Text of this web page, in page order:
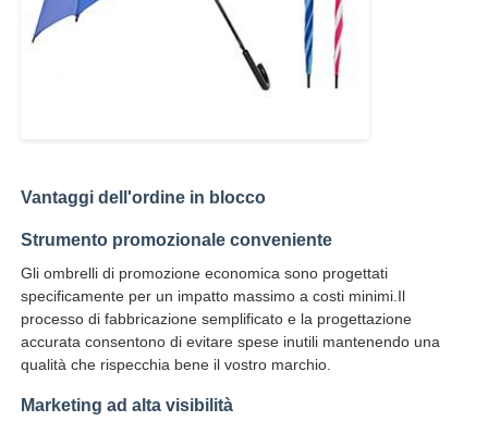
Vantaggi dell'ordine in blocco
Strumento promozionale conveniente
Gli ombrelli di promozione economica sono progettati
specificamente per un impatto massimo a costi minimi.Il
processo di fabbricazione semplificato e la progettazione
accurata consentono di evitare spese inutili mantenendo una
qualità che rispecchia bene il vostro marchio.
Marketing ad alta visibilità